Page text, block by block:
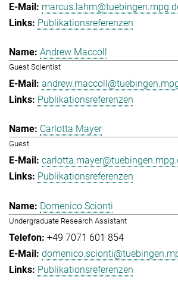
Publikationsreferenzen
Andrew Maccoll
Guest Scientist
Publikationsreferenzen
Carlotta Mayer
Guest
Publikationsreferenzen
Domenico Scionti
Undergraduate Research Assistant
+49 7071 601 854
Publikationsreferenzen